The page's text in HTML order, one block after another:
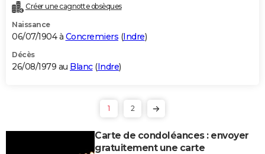
Créer une cagnotte obsèques
Naissance
06/07/1904 à Concremiers (Indre)
Décès
26/08/1979 au Blanc(Indre)
1 2
Carte de condoléances : envoyer
gratuitement une carte